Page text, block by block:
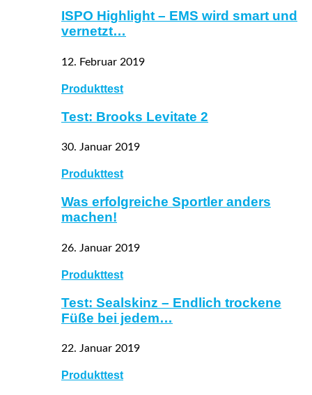
ISPO Highlight – EMS wird smart und
vernetzt…
12. Februar 2019
Produkttest
Test: Brooks Levitate 2
30. Januar 2019
Produkttest
Was erfolgreiche Sportler anders
machen!
26. Januar 2019
Produkttest
Test: Sealskinz – Endlich trockene
Füße bei jedem…
22. Januar 2019
Produkttest